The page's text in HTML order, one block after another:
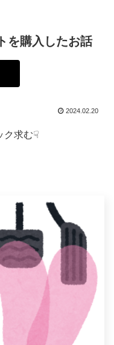
を購入したお話
2024.02.20
ク求む☟